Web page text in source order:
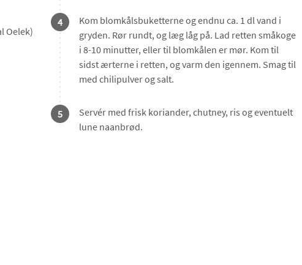
Oelek)
4
Kom blomkålsbuketterne og endnu ca. 1 dl vand i
gryden. Rør rundt, og læg låg på. Lad retten småkoge
i 8-10 minutter, eller til blomkålen er mør. Kom til
sidst ærterne i retten, og varm den igennem. Smag til
med chilipulver og salt.
5
Servér med frisk koriander, chutney, ris og eventuelt
lune naanbrød.